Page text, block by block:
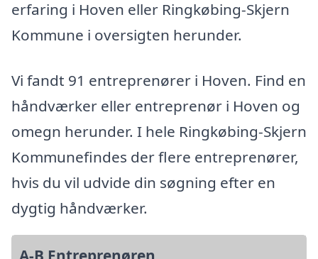
erfaring i Hoven eller Ringkøbing-Skjern
Kommune i oversigten herunder.
Vi fandt 91 entreprenører i Hoven. Find en
håndværker eller entreprenør i Hoven og
omegn herunder. I hele Ringkøbing-Skjern
Kommunefindes der flere entreprenører,
hvis du vil udvide din søgning efter en
dygtig håndværker.